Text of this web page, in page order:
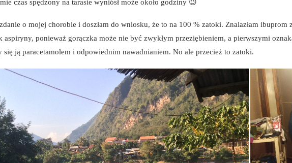
czas spędzony na tarasie wyniósł może około godziny 😉
o mojej chorobie i doszłam do wniosku, że to na 100 % zatoki. Znalazłam
aspiryny, ponieważ gorączka może nie być zwykłym przeziębieniem, a pierwszymi
się ją paracetamolem i odpowiednim nawadnianiem. No ale przecież to zatoki.